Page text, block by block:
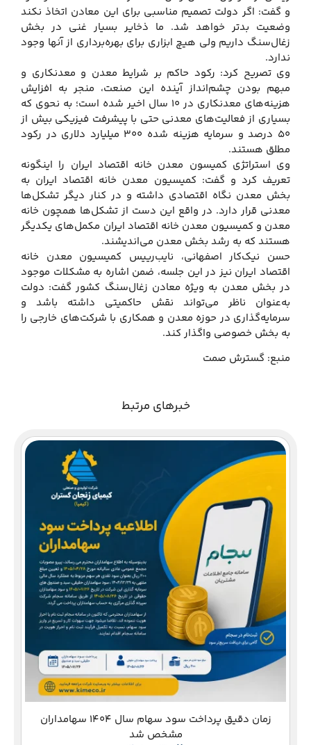
و گفت: اگر دولت تصمیم مناسبی برای این معادن اتخاذ نکند
وضعیت بدتر خواهد شد. ما ذخایر بسیار غنی در بخش
زغال‌سنگ داریم ولی هیچ ابزاری برای بهره‌برداری از آنها وجود
ندارد.
وی تصریح کرد: رکود حاکم بر شرایط معدن و معدنکاری و
مبهم بودن چشم‌انداز آینده این صنعت، منجر به افزایش
هزینه‌های معدنکاری در ۱۰ سال اخیر شده است؛ به نحوی که
بسیاری از فعالیت‌های معدنی حتی با پیشرفت فیزیکی بیش از
۵۰ درصد و سرمایه هزینه شده ۳۰۰ میلیارد دلاری در رکود
مطلق هستند.
وی استراتژی کمیسون معدن خانه اقتصاد ایران را اینگونه
تعریف کرد و گفت: کمیسیون معدن خانه اقتصاد ایران به
بخش معدن نگاه اقتصادی داشته و در کنار دیگر تشکل‌ها
معدنی قرار دارد. در واقع این دست از تشکل‌ها همچون خانه
معدن و کمیسیون معدن خانه اقتصاد ایران مکمل‌های یکدیگر
هستند که به رشد بخش معدن می‌اندیشند.
حسن نیک‌کار اصفهانی، نایب‌رییس کمیسیون معدن خانه
اقتصاد ایران نیز در این جلسه، ضمن اشاره به مشکلات موجود
در بخش معدن به ویژه معادن زغال‌سنگ کشور گفت: دولت
به‌عنوان ناظر می‌تواند نقش حاکمیتی داشته باشد و
سرمایه‌گذاری در حوزه معدن و همکاری با شرکت‌های خارجی را
به بخش خصوصی واگذار کند.
منبع: گسترش صمت
خبرهای مرتبط
زمان دقیق پرداخت سود سهام سال 1404 سهامداران
مشخص شد